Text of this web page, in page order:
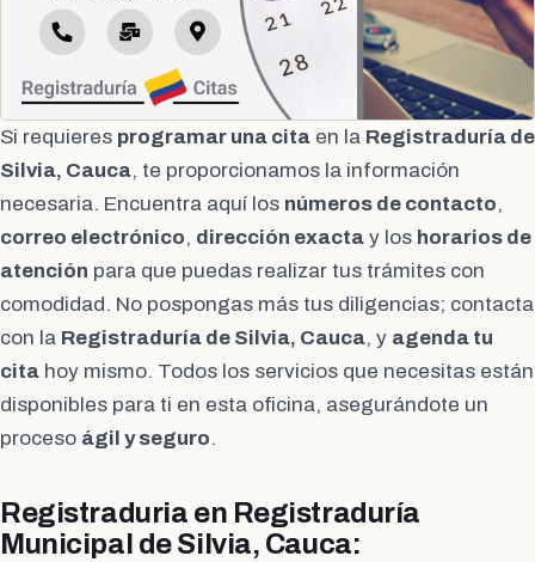
Si requieres programar una cita en la Registraduría de
Silvia, Cauca, te proporcionamos la información
necesaria. Encuentra aquí los números de contacto,
correo electrónico, dirección exacta y los horarios de
atención para que puedas realizar tus trámites con
comodidad. No pospongas más tus diligencias; contacta
con la Registraduría de Silvia, Cauca, y agenda tu
cita hoy mismo. Todos los servicios que necesitas están
disponibles para ti en esta oficina, asegurándote un
proceso ágil y seguro.
Registraduria en Registraduría
Municipal de Silvia, Cauca: